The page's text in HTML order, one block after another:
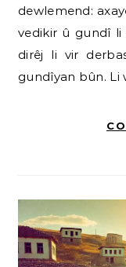
dewlemend:
vedikir û gundî li
dirêj li vir
gundîyan bûn. Li